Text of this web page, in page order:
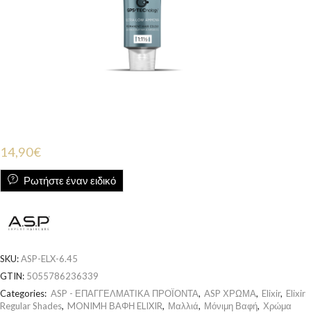
14,90€
Ρωτήστε έναν ειδικό
SKU:ASP-ELX-6.45
GTIN: 5055786236339
Categories: ASP - ΕΠΑΓΓΕΛΜΑΤΙΚΑ ΠΡΟΪΟΝΤΑ, ASP ΧΡΩΜΑ, Elixir, Elixir
Regular Shades, MONIMH ΒΑΦΗ ELIXIR, Μαλλιά, Μόνιμη Βαφή, Χρώμα